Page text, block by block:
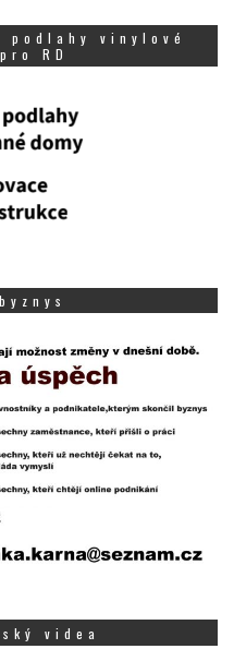
podlahy vinylové
RD
videa